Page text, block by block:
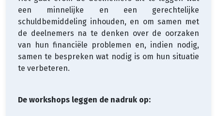
een minnelijke en een gerechtelijke
schuldbemiddeling inhouden, en om samen met
de deelnemers na te denken over de oorzaken
van hun financiële problemen en, indien nodig,
samen te bespreken wat nodig is om hun situatie
te verbeteren.
De workshops leggen de nadruk op: